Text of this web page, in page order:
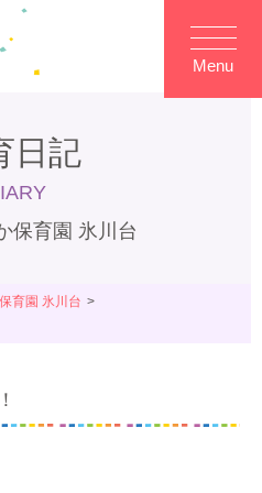
Menu
日記
保育園 氷川台
育園 氷川台